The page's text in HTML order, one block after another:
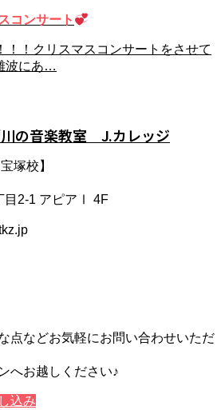
コンサート
！！クリスマスコンサートをさせて
波にあ…
の音楽教室 J.カレッジ
塚校】
目2-1 アピアⅠ 4F
点などお気軽にお問い合わせいただ
へお越しください♪
込み